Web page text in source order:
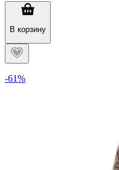
В корзину
-61%